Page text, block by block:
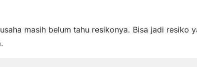
masih belum tahu resikonya. Bisa jadi resiko